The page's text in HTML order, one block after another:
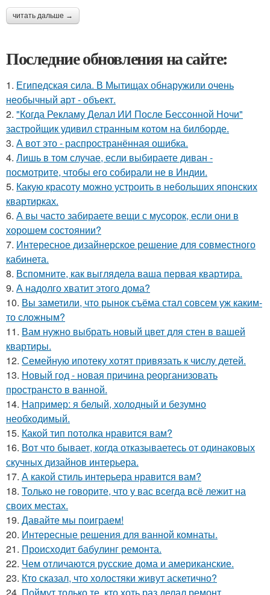
читать дальше →
Последние обновления на сайте:
1. Египедская сила. В Мытищах обнаружили очень
необычный арт - объект.
2. "Когда Рекламу Делал ИИ После Бессонной Ночи"
застройщик удивил странным котом на билборде.
3. А вот это - распространённая ошибка.
4. Лишь в том случае, если выбираете диван -
посмотрите, чтобы его собирали не в Индии.
5. Какую красоту можно устроить в небольших японских
квартирках.
6. А вы часто забираете вещи с мусорок, если они в
хорошем состоянии?
7. Интересное дизайнерское решение для совместного
кабинета.
8. Вспомните, как выглядела ваша первая квартира.
9. А надолго хватит этого дома?
10. Вы заметили, что рынок съёма стал совсем уж каким-
то сложным?
11. Вам нужно выбрать новый цвет для стен в вашей
квартиры.
12. Семейную ипотеку хотят привязать к числу детей.
13. Новый год - новая причина реорганизовать
пространсто в ванной.
14. Например: я белый, холодный и безумно
необходимый.
15. Какой тип потолка нравится вам?
16. Вот что бывает, когда отказываетесь от одинаковых
скучных дизайнов интерьера.
17. А какой стиль интерьера нравится вам?
18. Только не говорите, что у вас всегда всё лежит на
своих местах.
19. Давайте мы поиграем!
20. Интересные решения для ванной комнаты.
21. Происходит бабулинг ремонта.
22. Чем отличаются русские дома и американские.
23. Кто сказал, что холостяки живут аскетично?
24. Поймут только те, кто хоть раз делал ремонт.